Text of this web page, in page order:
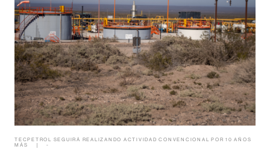
TECPETROL SEGUIRÁ REALIZANDO ACTIVIDAD CONVENCIONAL POR 10 AÑOS
MÁS
-